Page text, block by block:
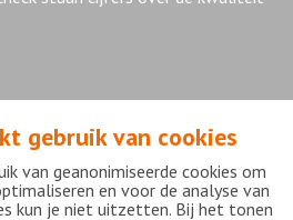
7,9
gebruik van cookies
van geanonimiseerde cookies om
en voor de analyse van
kun je niet uitzetten. Bij het tonen